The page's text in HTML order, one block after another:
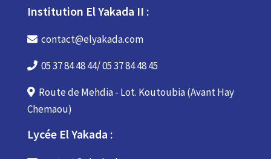
Institution El Yakada II :
contact@elyakada.com
05 37 84 48 44/ 05 37 84 48 45
Route de Mehdia - Lot. Koutoubia (Avant Hay
Chemaou)
Lycée El Yakada :